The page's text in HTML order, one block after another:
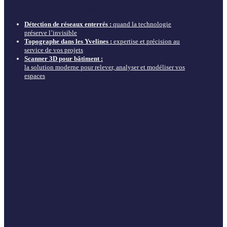
Détection de réseaux enterrés : quand la technologie
préserve l’invisible
Topographe dans les Yvelines : expertise et précision au
service de vos projets
Scanner 3D pour bâtiment :
la solution moderne pour relever, analyser et modéliser vos
espaces